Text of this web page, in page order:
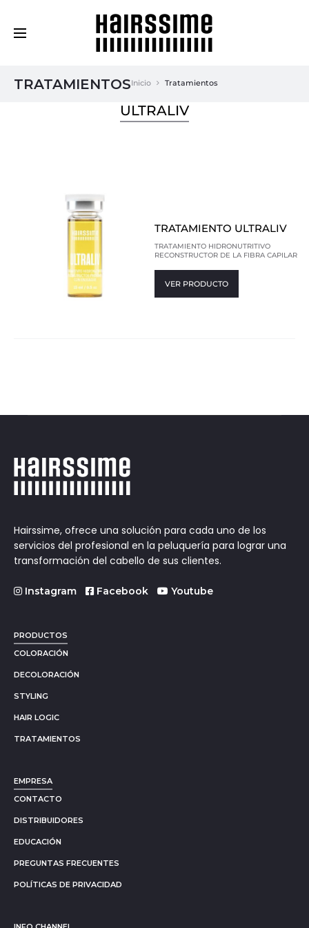
TRATAMIENTOSInicio Tratamientos
ULTRALIV
TRATAMIENTO ULTRALIV
TRATAMIENTO HIDRONUTRITIVO
RECONSTRUCTOR DE LA FIBRA CAPILAR
VER PRODUCTO
Hairssime, ofrece una solución para cada uno de los
servicios del profesional en la peluquería para lograr una
transformación del cabello de sus clientes.
Instagram Facebook Youtube
PRODUCTOS
COLORACIÓN
DECOLORACIÓN
STYLING
HAIR LOGIC
TRATAMIENTOS
EMPRESA
CONTACTO
DISTRIBUIDORES
EDUCACIÓN
PREGUNTAS FRECUENTES
POLÍTICAS DE PRIVACIDAD